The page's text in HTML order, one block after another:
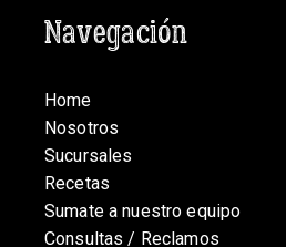
Navegación
Home
Nosotros
Sucursales
Recetas
Sumate a nuestro equipo
Consultas / Reclamos